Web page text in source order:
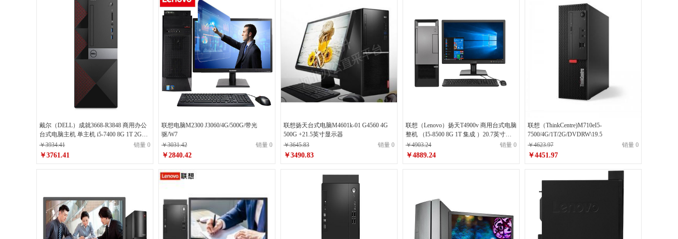
戴尔（DELL）成就3668-R3848 商用办公
台式电脑主机 单主机 i5-7400 8G 1T 2G独
显
￥3934.41 销量 0
￥3761.41
联想电脑M2300 J3060/4G/500G/带光
驱/W7
￥3031.42
销量 0
￥2840.42
联想扬天台式电脑M4601k-01 G4560 4G
500G +21.5英寸显示器
￥3645.83
销量 0
￥3490.83
联想（Lenovo）扬天T4900v 商用台式电脑
整机 （I5-8500 8G 1T 集成 ）20.7英寸显
示器
￥4903.24 销量 0
￥4889.24
联想（ThinkCentre)M710eI5-
7500/4G/1T/2G/DVDRW\19.5
￥4623.97
销量 0
￥4451.97